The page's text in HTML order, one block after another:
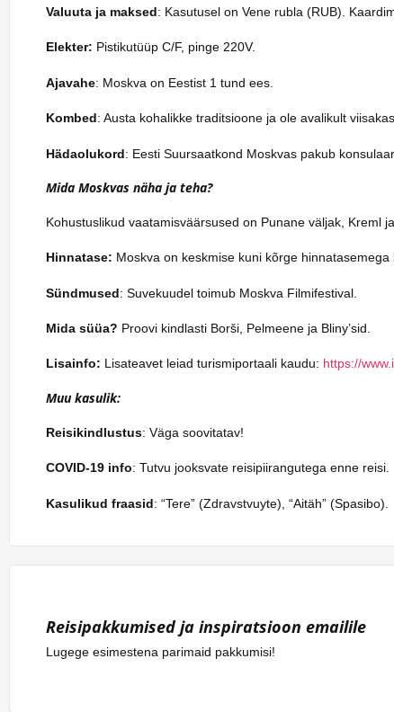
Valuuta ja maksed: Kasutusel on Vene rubla (RUB).
Elekter: Pistikutüüp C/F, pinge 220V.
Ajavahe: Moskva on Eestist 1 tund ees.
Kombed: Austa kohalikke traditsioone ja ole avalikult viisakas.
Hädaolukord: Eesti Suursaatkond Moskvas pakub
Mida Moskvas näha ja teha?
Kohustuslikud vaatamisväärsused on Punane väljak, Kreml
Hinnatase: Moskva on keskmise kuni kõrge hinnatasemega
Sündmused: Suvekuudel toimub Moskva Filmifestival.
Mida süüa? Proovi kindlasti Borši, Pelmeene ja Bliny’sid.
Lisainfo: Lisateavet leiad turismiportaali kaudu: https://
Muu kasulik:
Reisikindlustus: Väga soovitatav!
COVID-19 info: Tutvu jooksvate reisipiirangutega enne reisi.
Kasulikud fraasid: “Tere” (Zdravstvuyte), “Aitäh” (Spasibo).
Reisipakkumised ja inspiratsioon emailile
Lugege esimestena parimaid pakkumisi!